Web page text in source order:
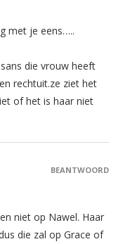
met je eens…..
die vrouw heeft
rechtuit.ze ziet het
of het is haar niet
niet op Nawel. Haar
die zal op Grace of
BEANTWOORD